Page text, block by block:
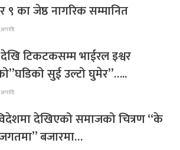
९ का जेष्ठ नागरिक सम्मानित
टिकटकसम्म भाईरल इश्वर
सुई उल्टो घुमेर”…..
देखिएको समाजको चित्रण “के
बजारमा…